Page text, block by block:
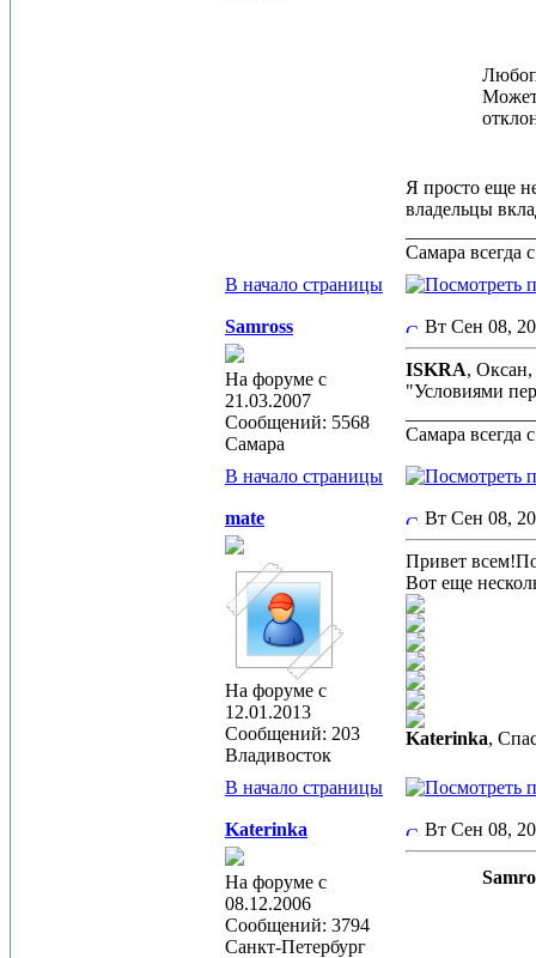
Может
Я просто еще
владельцы
Самара всегда
В начало страницы
Samross
На форуме с
21.03.2007
Сообщений: 5568
Самара
Вт Сен 08,
ISKRA,
"Условиями
Самара всегда
В начало страницы
mate
На форуме с
12.01.2013
Сообщений: 203
Владивосток
Вт Сен 08,
Привет
Вот еще
Katerinka,
В начало страницы
Katerinka
На форуме с
08.12.2006
Сообщений: 3794
Санкт-Петербург
Вт Сен 08,